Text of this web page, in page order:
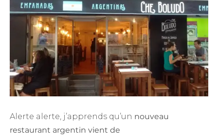
Alerte alerte, j’apprends qu’un nouveau
restaurant argentin vient de